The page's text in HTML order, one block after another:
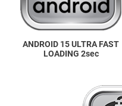
ANDROID 15 ULTRA FAST
LOADING 2sec